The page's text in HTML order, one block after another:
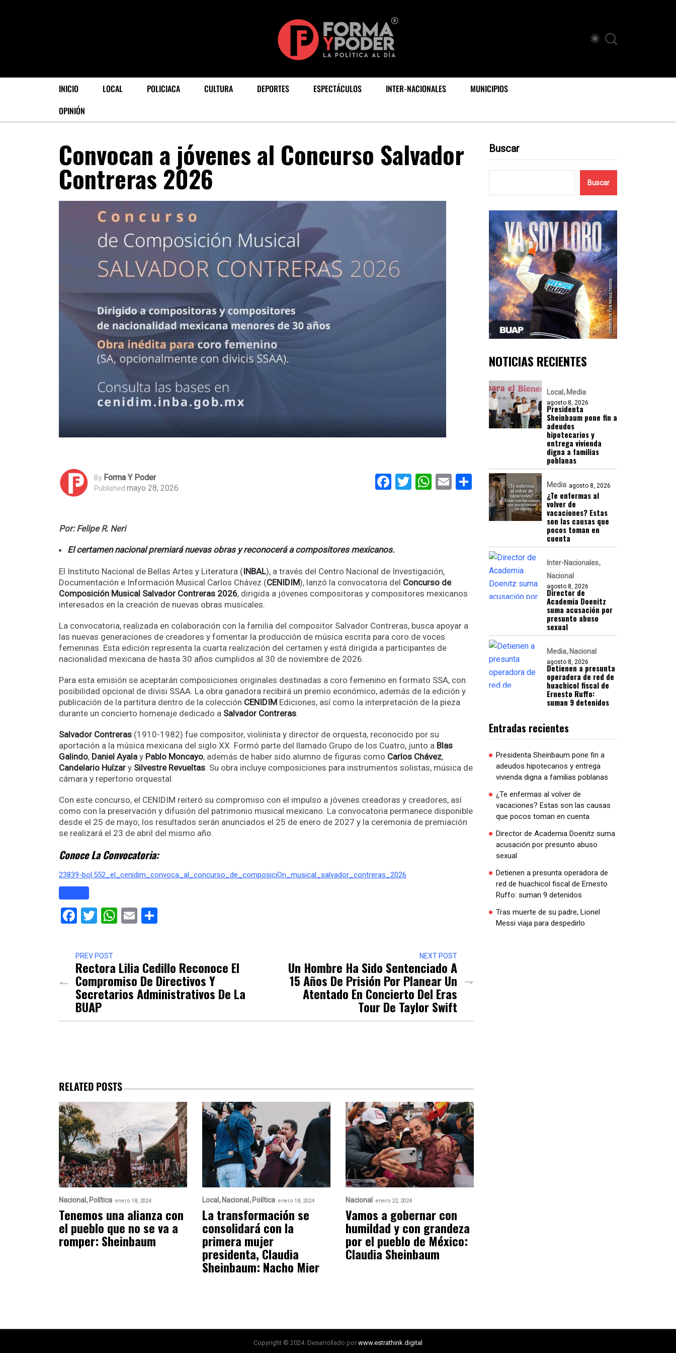
INICIO LOCAL POLICIACA CULTURA DEPORTES ESPECTÁCULOS INTER-NACIONALES
MUNICIPIOS
OPINIÓN
Convocan a jóvenes al Concurso Salvador
Contreras 2026
By Forma Y Poder
Published mayo 28, 2026 Facebook
Twitter
WhatsApp
EmailCompartir
Por: Felipe R. Neri
El certamen nacional premiará nuevas obras y reconocerá a compositores mexicanos.
El Instituto Nacional de Bellas Artes y Literatura (INBAL), a través del Centro Nacional de Investigación,
Documentación e Información Musical Carlos Chávez (CENIDIM), lanzó la convocatoria del Concurso de
Composición Musical Salvador Contreras 2026, dirigida a jóvenes compositoras y compositores mexicanos
interesados en la creación de nuevas obras musicales.
La convocatoria, realizada en colaboración con la familia del compositor Salvador Contreras, busca apoyar a
las nuevas generaciones de creadores y fomentar la producción de música escrita para coro de voces
femeninas. Esta edición representa la cuarta realización del certamen y está dirigida a participantes de
nacionalidad mexicana de hasta 30 años cumplidos al 30 de noviembre de 2026.
Para esta emisión se aceptarán composiciones originales destinadas a coro femenino en formato SSA, con
posibilidad opcional de divisi SSAA. La obra ganadora recibirá un premio económico, además de la edición y
publicación de la partitura dentro de la colección CENIDIM Ediciones, así como la interpretación de la pieza
durante un concierto homenaje dedicado a Salvador Contreras.
Salvador Contreras (1910-1982) fue compositor, violinista y director de orquesta, reconocido por su
aportación a la música mexicana del siglo XX. Formó parte del llamado Grupo de los Cuatro, junto a Blas
Galindo, Daniel Ayala y Pablo Moncayo, además de haber sido alumno de figuras como Carlos Chávez,
Candelario Huízar y Silvestre Revueltas. Su obra incluye composiciones para instrumentos solistas, música de
cámara y repertorio orquestal.
Con este concurso, el CENIDIM reiteró su compromiso con el impulso a jóvenes creadoras y creadores, así
como con la preservación y difusión del patrimonio musical mexicano. La convocatoria permanece disponible
desde el 25 de mayo; los resultados serán anunciados el 25 de enero de 2027 y la ceremonia de premiación
se realizará el 23 de abril del mismo año.
Conoce La Convocatoria:
23839-bol.552_el_cenidim_convoca_al_concurso_de_composiciOn_musical_salvador_contreras_2026
Facebook
Twitter
WhatsApp
Email
PREV POST
Rectora Lilia Cedillo Reconoce El
Compromiso De Directivos Y
Secretarios Administrativos De La
BUAP
NEXT POST
Un Hombre Ha Sido Sentenciado A
15 Años De Prisión Por Planear Un
Atentado En Concierto Del Eras
Tour De Taylor Swift
Buscar
Buscar
NOTICIAS RECIENTES
Local Media
agosto 8, 2026
Presidenta
Sheinbaum pone fin a
adeudos
hipotecarios y
entrega vivienda
digna a familias
poblanas
Media agosto 8, 2026
¿Te enfermas al
volver de
vacaciones? Estas
son las causas que
pocos toman en
cuenta
Inter-Nacionales
Nacional
agosto 8, 2026
Director de
Academia Doenitz
suma acusación por
presunto abuso
sexual
Media Nacional
agosto 8, 2026
Detienen a presunta
operadora de red de
huachicol fiscal de
Ernesto Ruffo:
suman 9 detenidos
Entradas recientes
Presidenta Sheinbaum pone fin a
adeudos hipotecarios y entrega
vivienda digna a familias poblanas
¿Te enfermas al volver de
vacaciones? Estas son las causas
que pocos toman en cuenta
Director de Academia Doenitz suma
acusación por presunto abuso
sexual
Detienen a presunta operadora de
red de huachicol fiscal de Ernesto
Ruffo: suman 9 detenidos
Tras muerte de su padre, Lionel
Messi viaja para despedirlo
RELATED POSTS
Nacional Política enero 18, 2024
Tenemos una alianza con
el pueblo que no se va a
romper: Sheinbaum
Local Nacional Política enero 18, 2024
La transformación se
consolidará con la
primera mujer
presidenta, Claudia
Sheinbaum: Nacho Mier
Nacional enero 22, 2024
Vamos a gobernar con
humildad y con grandeza
por el pueblo de México:
Claudia Sheinbaum
Copyright © 2024. Desarrollado por www.estrathink.digital